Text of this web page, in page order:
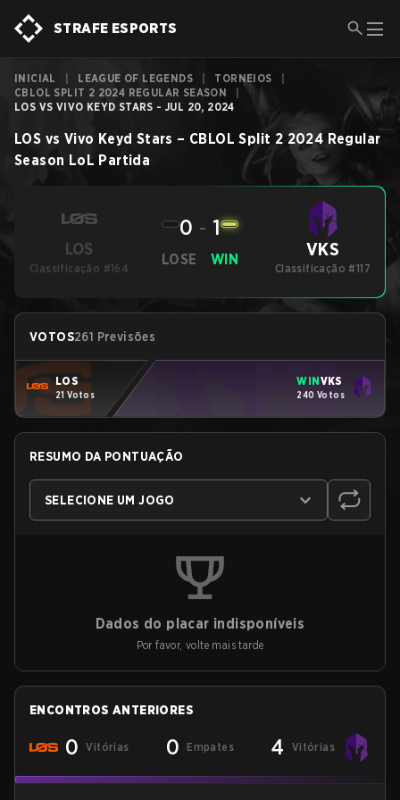
STRAFE ESPORTS
INICIAL LEAGUE OF LEGENDS TORNEIOS
CBLOL SPLIT 2 2024 REGULAR SEASON
LOS VS VIVO KEYD STARS - JUL 20, 2024
LOS vs Vivo Keyd Stars – CBLOL Split 2 2024 Regular
Season LoL Partida
LOS
Classificação #164
LOSE
0 - 1
WIN VKS
Classificação #117
VOTOS261 Previsões
LOS
21 Votos
WINVKS
240 Votos
RESUMO DA PONTUAÇÃO
SELECIONE UM JOGO
Dados do placar indisponíveis
Por favor, volte mais tarde
ENCONTROS ANTERIORES
0 Vitórias 0 Empates 4 Vitórias